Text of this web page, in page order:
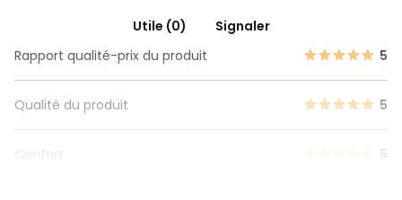
Utile (0)
Signaler
Rapport qualité-prix du produit
5
Qualité du produit 5
Confort 5